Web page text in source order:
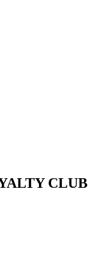
CLUB